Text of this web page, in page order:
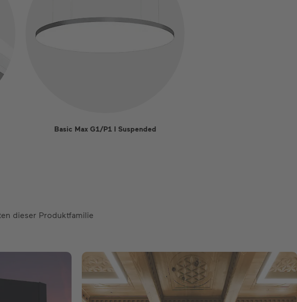
Basic Max G1/P1 I Suspended
dieser Produktfamilie